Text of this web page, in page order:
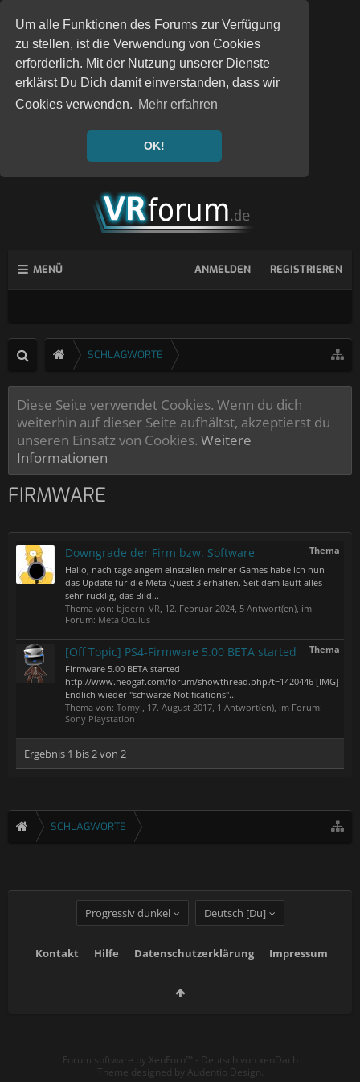
Um alle Funktionen des Forums zur Verfügung
zu stellen, ist die Verwendung von Cookies
erforderlich. Mit der Nutzung unserer Dienste
erklärst Du Dich damit einverstanden, dass wir
Cookies verwenden. Mehr erfahren
OK!
MENÜ ANMELDEN REGISTRIEREN
SCHLAGWORTE
Diese Seite verwendet Cookies. Wenn du dich
weiterhin auf dieser Seite aufhältst, akzeptierst du
unseren Einsatz von Cookies. Weitere
Informationen
FIRMWARE
Thema
Downgrade der Firm bzw. Software
Hallo, nach tagelangem einstellen meiner Games habe ich nun
das Update für die Meta Quest 3 erhalten. Seit dem läuft alles
sehr rucklig, das Bild...
Thema von: bjoern_VR, 12. Februar 2024, 5 Antwort(en), im
Forum: Meta Oculus
Thema
[Off Topic] PS4-Firmware 5.00 BETA started
Firmware 5.00 BETA started
http://www.neogaf.com/forum/showthread.php?t=1420446 [IMG]
Endlich wieder "schwarze Notifications"...
Thema von: Tomyi, 17. August 2017, 1 Antwort(en), im Forum:
Sony Playstation
Ergebnis 1 bis 2 von 2
SCHLAGWORTE
Progressiv dunkel Deutsch [Du]
Kontakt Hilfe Datenschutzerklärung Impressum
Forum software by XenForo™ - Deutsch von xenDach
Theme designed by Audentio Design.